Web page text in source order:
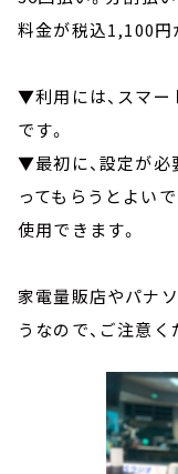
料金が税込1,100円
▼利用には、スマ
です。
▼最初に、設定が必
ってもらうとよい
使用できます。
家電量販店やパナ
うなので、ご注意く